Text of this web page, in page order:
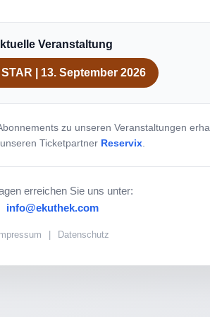
Veranstaltung
| 13. September 2026
zu unseren Veranstaltungen
Ticketpartner Reservix.
erreichen Sie uns unter:
info@ekuthek.com
| Datenschutz